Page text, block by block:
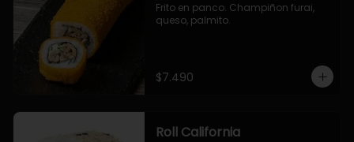
Frito en panco. Champiñon furai,
queso, palmito.
$7.490
Roll California